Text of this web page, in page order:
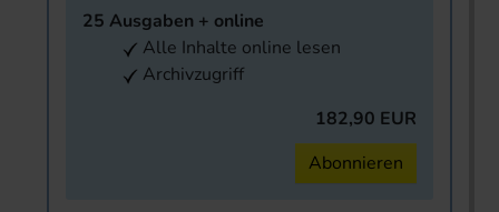
25 Ausgaben + online
Alle Inhalte online lesen
Archivzugriff
182,90 EUR
Abonnieren